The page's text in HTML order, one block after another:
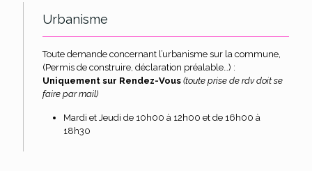
Urbanisme
Toute demande concernant l’urbanisme sur la commune,
(Permis de construire, déclaration préalable…) :
Uniquement sur Rendez-Vous (toute prise de rdv doit se
faire par mail)
Mardi et Jeudi de 10h00 à 12h00 et de 16h00 à
18h30